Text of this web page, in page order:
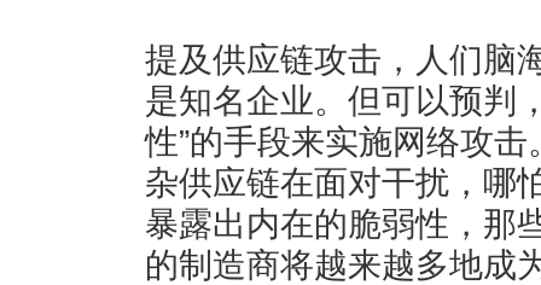
提及供应链攻击，人们脑
是知名企业。但可以预判
性”的手段来实施网络攻
杂供应链在面对干扰，哪
暴露出内在的脆弱性，那
的制造商将越来越多地